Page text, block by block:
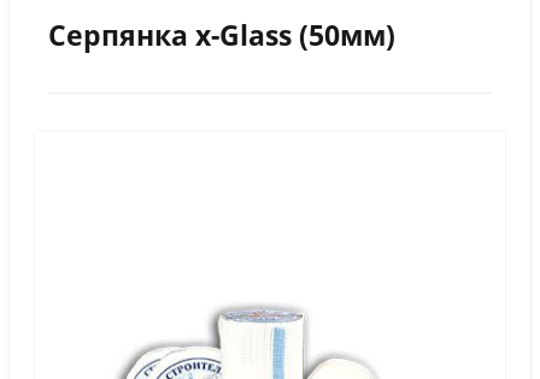
Серпянка x-Glass (50мм)